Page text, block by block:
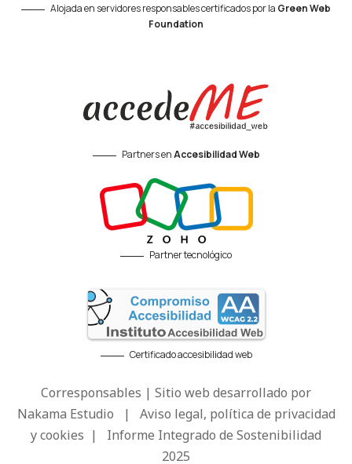
Alojada en servidores responsables certificados por la Green Web
Foundation
Partners enAccesibilidad Web
Partner tecnológico
Certificado accesibilidad web
Corresponsables | Sitio web desarrollado por
Nakama Estudio | Aviso legal, política de privacidad
y cookies | Informe Integrado de Sostenibilidad
2025